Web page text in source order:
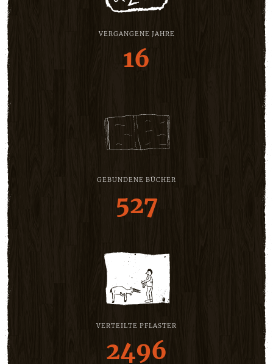
VERGANGENE JAHRE
16
GEBUNDENE BÜCHER
527
VERTEILTE PFLASTER
2496